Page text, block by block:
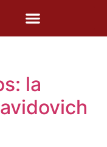
la